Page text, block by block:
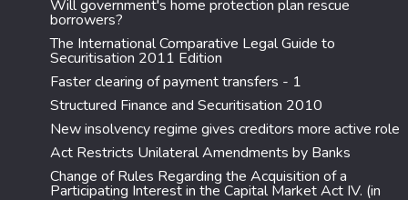
Will government's home protection plan rescue
borrowers?
The International Comparative Legal Guide to
Securitisation 2011 Edition
Faster clearing of payment transfers - 1
Structured Finance and Securitisation 2010
New insolvency regime gives creditors more active role
Act Restricts Unilateral Amendments by Banks
Change of Rules Regarding the Acquisition of a
Participating Interest in the Capital Market Act IV. (in